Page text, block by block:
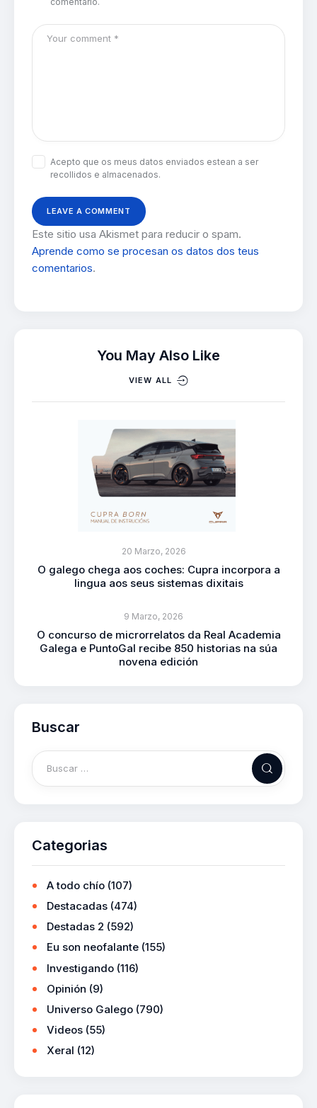
Acepto que os meus datos enviados estean a ser
recollidos e almacenados.
Este sitio usa Akismet para reducir o spam.
Aprende como se procesan os datos dos teus
comentarios.
You May Also Like
VIEW ALL
20 Marzo, 2026
O galego chega aos coches: Cupra incorpora a
lingua aos seus sistemas dixitais
9 Marzo, 2026
O concurso de microrrelatos da Real Academia
Galega e PuntoGal recibe 850 historias na súa
novena edición
Buscar
Categorias
A todo chío (107)
Destacadas (474)
Destadas 2 (592)
Eu son neofalante (155)
Investigando (116)
Opinión (9)
Universo Galego (790)
Videos (55)
Xeral (12)